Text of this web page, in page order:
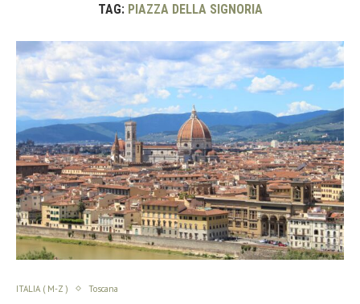
TAG: PIAZZA DELLA SIGNORIA
ITALIA ( M-Z ) Toscana